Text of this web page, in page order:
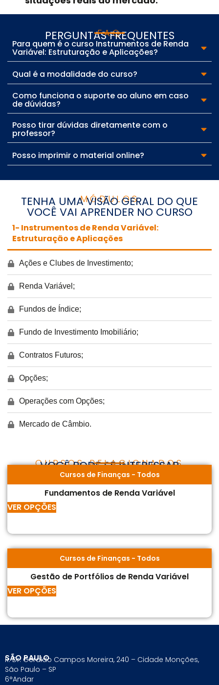
FAQ
PERGUNTAS FREQUENTES
Para quem é o curso Instrumentos de Renda
Variável: Estruturação e Aplicações?
Qual é a modalidade do curso?
Como funciona o suporte ao aluno em caso
de dúvidas?
Posso tirar dúvidas diretamente com o
professor?
Posso imprimir o material online?
MÓDULOS
TENHA UMA VISÃO GERAL DO QUE
VOCÊ VAI APRENDER NO CURSO
1- Instrumentos de Renda Variável:
Estruturação e Aplicações
Ações e Clubes de Investimento;
Renda Variável;
Fundos de Índice;
Fundo de Investimento Imobiliário;
Contratos Futuros;
Opções;
Operações com Opções;
Mercado de Câmbio.
CURSOS RELACIONADOS
VOCÊ PODE SE INTERESSAR
Cursos de Finanças - Todos
Fundamentos de Renda Variável
VER OPÇÕES
Cursos de Finanças - Todos
Gestão de Portfólios de Renda Variável
VER OPÇÕES
SÃO PAULO
R. Dr. Geraldo Campos Moreira, 240 – Cidade Monções,
São Paulo – SP
6°Andar